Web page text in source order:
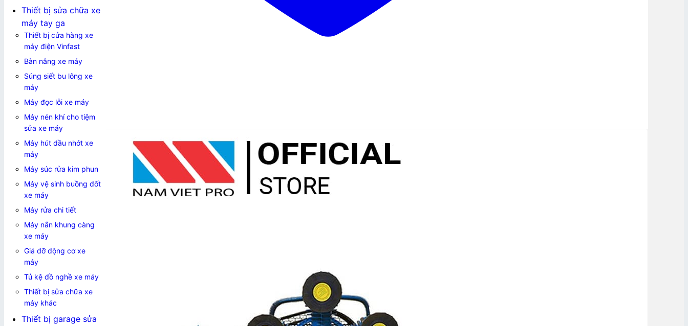
Thiết bị sửa chữa xe
máy tay ga
Thiết bị cửa hàng xe
máy điện Vinfast
Bàn nâng xe máy
Súng siết bu lông xe
máy
Máy đọc lỗi xe máy
Máy nén khí cho tiệm
sửa xe máy
Máy hút dầu nhớt xe
máy
Máy súc rửa kim phun
Máy vệ sinh buồng đốt
xe máy
Máy rửa chi tiết
Máy nắn khung càng
xe máy
Giá đỡ động cơ xe
máy
Tủ kệ đồ nghề xe máy
Thiết bị sửa chữa xe
máy khác
Thiết bị garage sửa
Add to wishlist